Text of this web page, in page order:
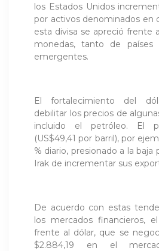
los Estados Unidos
por activos denominados en
esta divisa se apreció frente
monedas, tanto de países
emergentes.
El fortalecimiento del
debilitar los precios de
incluido el petróleo. El
(US$49,41 por barril), por
% diario, presionado a la
Irak de incrementar sus
De acuerdo con estas
los mercados financieros,
frente al dólar, que se
$2.884,19 en el